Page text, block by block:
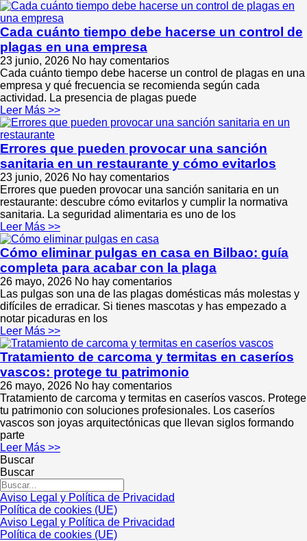
Cada cuánto tiempo debe hacerse un control de
plagas en una empresa
23 junio, 2026 No hay comentarios
Cada cuánto tiempo debe hacerse un control de plagas en una
empresa y qué frecuencia se recomienda según cada
actividad. La presencia de plagas puede
Leer Más >>
Errores que pueden provocar una sanción
sanitaria en un restaurante y cómo evitarlos
23 junio, 2026 No hay comentarios
Errores que pueden provocar una sanción sanitaria en un
restaurante: descubre cómo evitarlos y cumplir la normativa
sanitaria. La seguridad alimentaria es uno de los
Leer Más >>
Cómo eliminar pulgas en casa en Bilbao: guía
completa para acabar con la plaga
26 mayo, 2026 No hay comentarios
Las pulgas son una de las plagas domésticas más molestas y
difíciles de erradicar. Si tienes mascotas y has empezado a
notar picaduras en los
Leer Más >>
Tratamiento de carcoma y termitas en caseríos
vascos: protege tu patrimonio
26 mayo, 2026 No hay comentarios
Tratamiento de carcoma y termitas en caseríos vascos. Protege
tu patrimonio con soluciones profesionales. Los caseríos
vascos son joyas arquitectónicas que llevan siglos formando
parte
Leer Más >>
Buscar
Buscar
Aviso Legal y Política de Privacidad
Política de cookies (UE)
Aviso Legal y Política de Privacidad
Política de cookies (UE)